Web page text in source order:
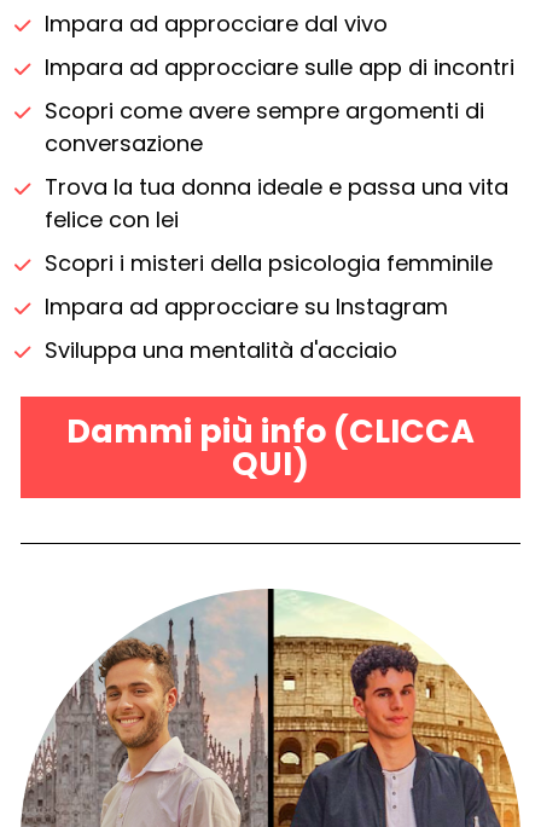
Impara ad approcciare dal vivo
Impara ad approcciare sulle app di incontri
Scopri come avere sempre argomenti di
conversazione
Trova la tua donna ideale e passa una vita
felice con lei
Scopri i misteri della psicologia femminile
Impara ad approcciare su Instagram
Sviluppa una mentalità d'acciaio
Dammi più info (CLICCA
QUI)